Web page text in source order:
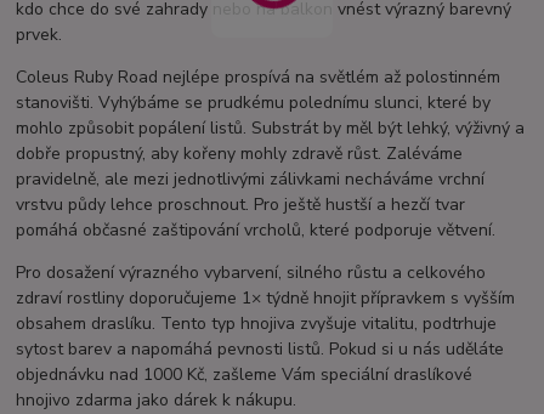
kdo chce do své zahrady nebo na balkon vnést výrazný barevný
prvek.
Coleus Ruby Road nejlépe prospívá na světlém až polostinném
stanovišti. Vyhýbáme se prudkému polednímu slunci, které by
mohlo způsobit popálení listů. Substrát by měl být lehký, výživný a
dobře propustný, aby kořeny mohly zdravě růst. Zaléváme
pravidelně, ale mezi jednotlivými zálivkami necháváme vrchní
vrstvu půdy lehce proschnout. Pro ještě hustší a hezčí tvar
pomáhá občasné zaštipování vrcholů, které podporuje větvení.
Pro dosažení výrazného vybarvení, silného růstu a celkového
zdraví rostliny doporučujeme 1× týdně hnojit přípravkem s vyšším
obsahem draslíku. Tento typ hnojiva zvyšuje vitalitu, podtrhuje
sytost barev a napomáhá pevnosti listů. Pokud si u nás uděláte
objednávku nad 1000 Kč, zašleme Vám speciální draslíkové
hnojivo zdarma jako dárek k nákupu.